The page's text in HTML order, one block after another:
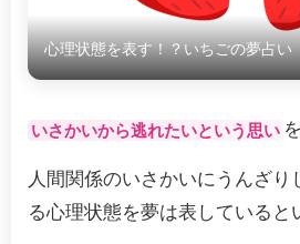
心理状態を表す！？いちごの夢占い
いさかいから逃れたいという思い
人間関係のいさかいにうんざり
る心理状態を夢は表していると